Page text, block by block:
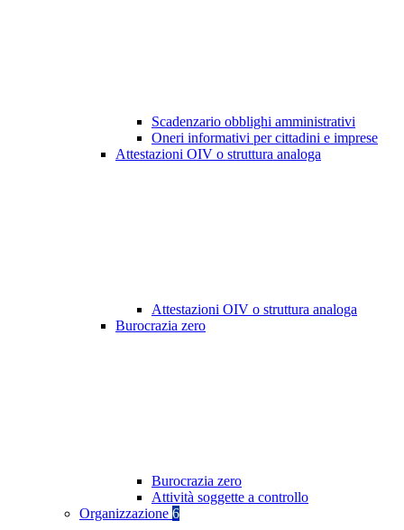
Scadenzario obblighi amministrativi
Oneri informativi per cittadini e imprese
Attestazioni OIV o struttura analoga
Attestazioni OIV o struttura analoga
Burocrazia zero
Burocrazia zero
Attività soggette a controllo
Organizzazione 6